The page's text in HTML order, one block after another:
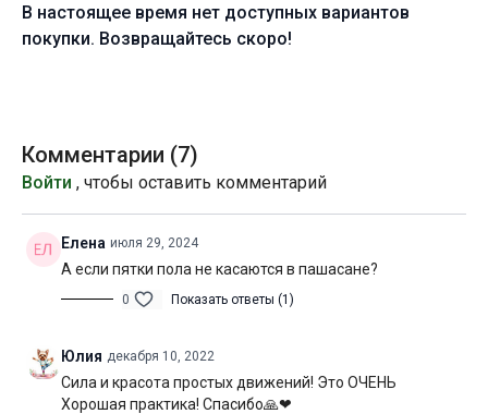
При выполнении скручивающих положений мы создаем
влиянии данных упражнений на состояние позвоночника.
Желаю приятной практики!
Уровень подготовки:
Цель:проработка латеральных и спиральных линий тела
Нагрузка:средняя
В настоящее время нет доступных вариантов
покупки. Возвращайтесь скоро!
Комментарии (7)
Войти , чтобы оставить комментарий
Елена июля 29, 2024
А если пятки пола не касаются в пашасане?
0 Показать ответы (1)
Юлия декабря 10, 2022
Сила и красота простых движений! Это ОЧЕНЬ
Хорошая практика! Спасибо🙏❤